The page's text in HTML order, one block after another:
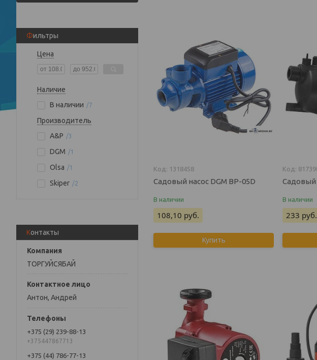
Фильтры
Цена
Наличие
В наличии
7
Производитель
A&P
3
DGM 1
Olsa 1
Skiper 2
Контакты
ТОРГУЙСЯБАЙ
Антон, Андрей
+375 (29) 239-88-13
+375447867713
+375 (44) 786-77-13
1318458
Садовый насос DGM BP-05D
В наличии
108,10 руб.
Купить
Садовый
В наличии
233 руб.